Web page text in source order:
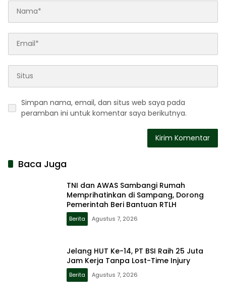
Simpan nama, email, dan situs web saya pada
peramban ini untuk komentar saya berikutnya.
Baca Juga
TNI dan AWAS Sambangi Rumah
Memprihatinkan di Sampang, Dorong
Pemerintah Beri Bantuan RTLH
Berita Agustus 7, 2026
Jelang HUT Ke-14, PT BSI Raih 25 Juta
Jam Kerja Tanpa Lost-Time Injury
Berita Agustus 7, 2026